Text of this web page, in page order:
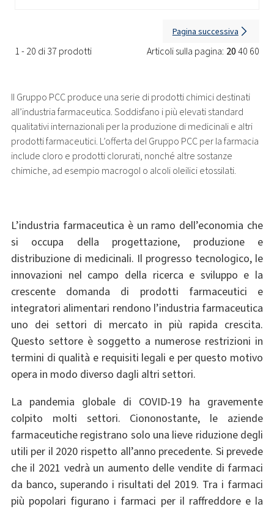
1 - 20 di 37 prodotti Articoli sulla pagina: 2040 60
Pagina successiva
Il Gruppo PCC produce una serie di prodotti chimici destinati
all’industria farmaceutica. Soddisfano i più elevati standard
qualitativi internazionali per la produzione di medicinali e altri
prodotti farmaceutici. L’offerta del Gruppo PCC per la farmacia
include cloro e prodotti clorurati, nonché altre sostanze
chimiche, ad esempio macrogol o alcoli oleilici etossilati.
L’industria farmaceutica è un ramo dell’economia che
si occupa della progettazione, produzione e
distribuzione di medicinali. Il progresso tecnologico, le
innovazioni nel campo della ricerca e sviluppo e la
crescente domanda di prodotti farmaceutici e
integratori alimentari rendono l’industria farmaceutica
uno dei settori di mercato in più rapida crescita.
Questo settore è soggetto a numerose restrizioni in
termini di qualità e requisiti legali e per questo motivo
opera in modo diverso dagli altri settori.
La pandemia globale di COVID-19 ha gravemente
colpito molti settori. Ciononostante, le aziende
farmaceutiche registrano solo una lieve riduzione degli
utili per il 2020 rispetto all’anno precedente. Si prevede
che il 2021 vedrà un aumento delle vendite di farmaci
da banco, superando i risultati del 2019. Tra i farmaci
più popolari figurano i farmaci per il raffreddore e la